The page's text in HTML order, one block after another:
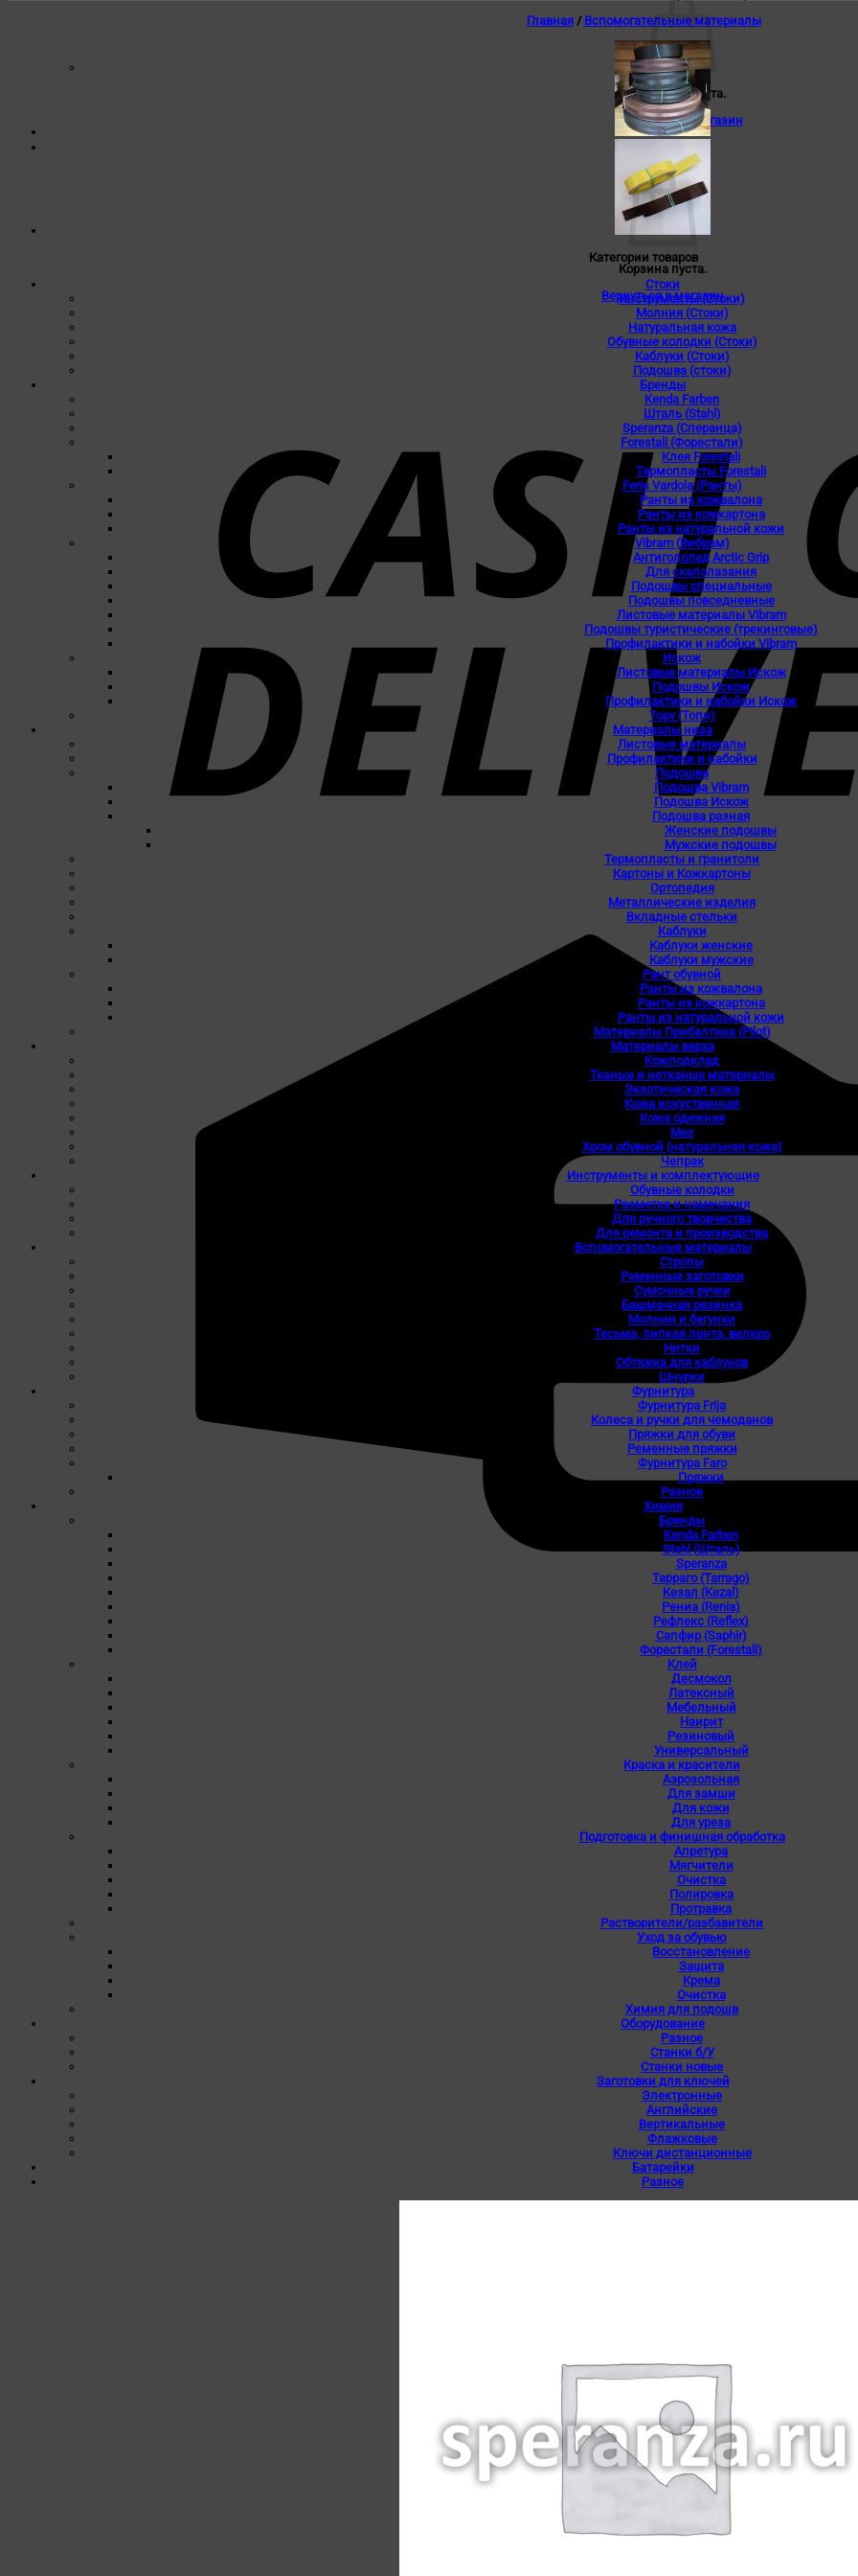
Корзина пуста.
Вернуться в магазин
Корзина
Корзина пуста.
Вернуться в магазин
Главная / Вспомогательные материалы
Категории товаров
Стоки
Инструменты (Стоки)
Молния (Стоки)
Натуральная кожа
Обувные колодки (Стоки)
Каблуки (Стоки)
Подошва (стоки)
Бренды
Kenda Farben
Шталь (Stahl)
Speranza (Сперанца)
Forestali (Форестали)
Клея Forestali
Термопласты Forestali
Feris Vardola (Ранты)
Ранты из кожвалона
Ранты из кожкартона
Ранты из натуральной кожи
Vibram (Вибрам)
Антигололед Arctic Grip
Для скалолазания
Подошвы специальные
Подошвы повседневные
Листовые материалы Vibram
Подошвы туристические (трекинговые)
Профилактики и набойки Vibram
Искож
Листовые материалы Искож
Подошвы Искож
Профилактики и набойки Искож
Topy (Топи)
Материалы низа
Листовые материалы
Профилактики и набойки
Подошва
Подошва Vibram
Подошва Искож
Подошва разная
Женские подошвы
Мужские подошвы
Термопласты и гранитоли
Картоны и Кожкартоны
Ортопедия
Металлические изделия
Вкладные стельки
Каблуки
Каблуки женские
Каблуки мужские
Рант обувной
Ранты из кожвалона
Ранты из кожкартона
Ранты из натуральной кожи
Материалы Прибалтика (Pilot)
Материалы верха
Кожподклад
Тканые и нетканые материалы
Экзотическая кожа
Кожа искуственная
Кожа одежная
Мех
Хром обувной (натуральная кожа)
Чепрак
Инструменты и комплектующие
Обувные колодки
Разметка и намечания
Для ручного творчества
Для ремонта и производства
Вспомогательные материалы
Стропы
Ременные заготовки
Сумочные ручки
Башмачная резинка
Молнии и бегунки
Тесьма, липкая лента, велкро
Нитки
Обтяжка для каблуков
Шнурки
Фурнитура
Фурнитура Frija
Колеса и ручки для чемоданов
Пряжки для обуви
Ременные пряжки
Фурнитура Faro
Пряжки
Разное
Химия
Бренды
Kenda Farben
Stahl (Шталь)
Speranza
Тарраго (Tarrago)
Кезал (Kezal)
Рениа (Renia)
Рефлекс (Reflex)
Сапфир (Saphir)
Форестали (Forestali)
Клей
Десмокол
Латексный
Мебельный
Наирит
Резиновый
Универсальный
Краска и красители
Аэрозольная
Для замши
Для кожи
Для уреза
Подготовка и финишная обработка
Апретура
Мягчители
Очистка
Полировка
Протравка
Растворители/разбавители
Уход за обувью
Восстановление
Защита
Крема
Очистка
Химия для подошв
Оборудование
Разное
Станки б/У
Станки новые
Заготовки для ключей
Электронные
Английские
Вертикальные
Флажковые
Ключи дистанционные
Батарейки
Разное